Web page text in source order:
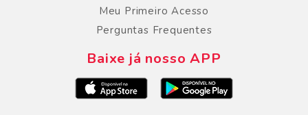
Meu Primeiro Acesso
Perguntas Frequentes
Baixe já nosso APP